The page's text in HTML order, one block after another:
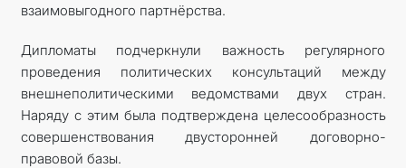
взаимовыгодного партнёрства.
Дипломаты подчеркнули важность регулярного
проведения политических консультаций между
внешнеполитическими ведомствами двух стран.
Наряду с этим была подтверждена целесообразность
совершенствования двусторонней договорно-
правовой базы.